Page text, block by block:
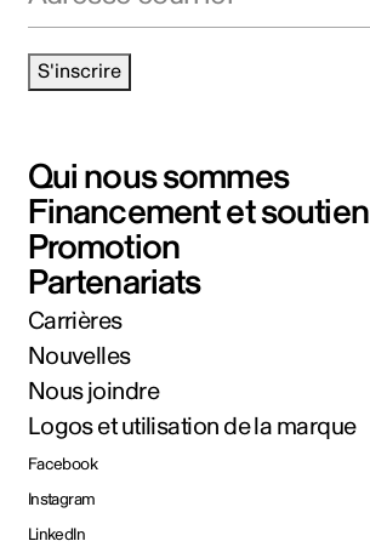
S'inscrire
Qui nous sommes
Financement et soutien
Promotion
Partenariats
Carrières
Nouvelles
Nous joindre
Logos et utilisation de la marque
Facebook
Instagram
LinkedIn